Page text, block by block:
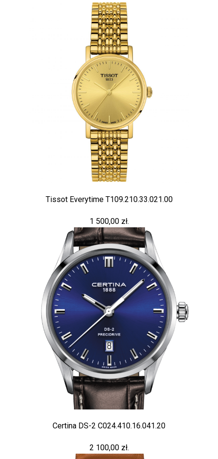
Tissot Everytime T109.210.33.021.00
1 500,00 zł.
Certina DS-2 C024.410.16.041.20
2 100,00 zł.